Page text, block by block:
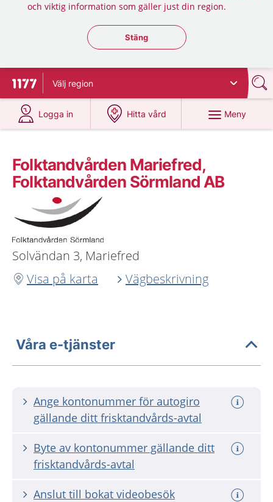
och viktig information som gäller just din region.
Stäng regionsväljaren
Stäng
Till startsidan för 1177
Välj region
Logga in
på 1177.se
Hitta vård
på 1177.se
Meny
Folktandvården Mariefred,
Folktandvården Sörmland AB
Solvändan 3, Mariefred
Visa på karta
Vägbeskrivning
Våra e-tjänster
Ange kontonummer för autogiro
gällande ditt frisktandvårds-avtal
Byte av kontonummer gällande ditt
frisktandvårds-avtal
Anslut till bokat videobesök